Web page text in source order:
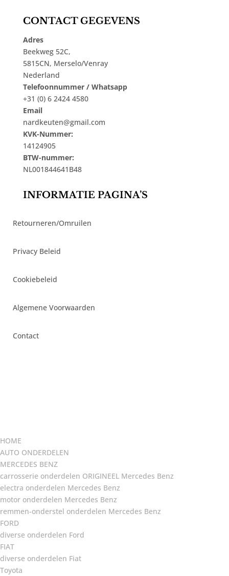
CONTACT GEGEVENS
Adres
Beekweg 52C,
5815CN, Merselo/Venray
Nederland
Telefoonnummer / Whatsapp
+31 (0) 6 2424 4580
Email
nardkeuten@gmail.com
KVK-Nummer:
14124905
BTW-nummer:
NL001844641B48
INFORMATIE PAGINA’S
Retourneren/Omruilen
Privacy Beleid
Cookiebeleid
Algemene Voorwaarden
Contact
HOME
AUTO ONDERDELEN
MERCEDES BENZ
carrosserie onderdelen ORIGINEEL Mercedes Benz
electra onderdelen Mercedes Benz
motor onderdelen Mercedes Benz
remmen-onderstel onderdelen Mercedes Benz
FORD
diverse onderdelen Ford
FIAT
diverse onderdelen Fiat
Toyota